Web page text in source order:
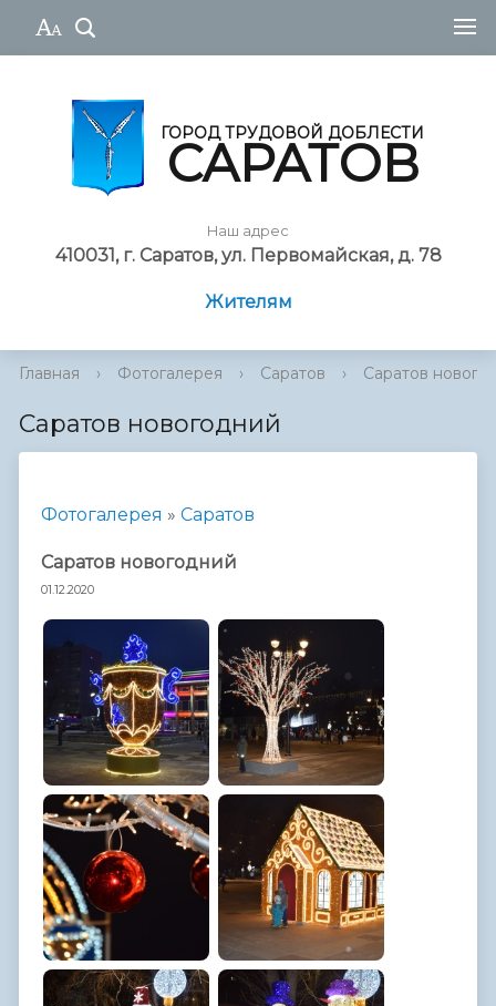
ГОРОД ТРУДОВОЙ ДОБЛЕСТИ
САРАТОВ
Наш адрес
410031, г. Саратов, ул. Первомайская, д. 78
Жителям
Главная › Фотогалерея › Саратов › Саратов
Саратов новогодний
Фотогалерея » Саратов
Саратов новогодний
01.12.2020